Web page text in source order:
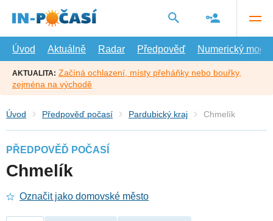
hlavní
Úvod
Aktuálně Radar Předpověď Numerický model
AKTUALITA: Začíná ochlazení, místy přeháňky nebo bouřky,
zejména na východě
Úvod Předpověď počasí Pardubický kraj Chmelík
PŘEDPOVĚĎ POČASÍ
Chmelík
Označit jako domovské město